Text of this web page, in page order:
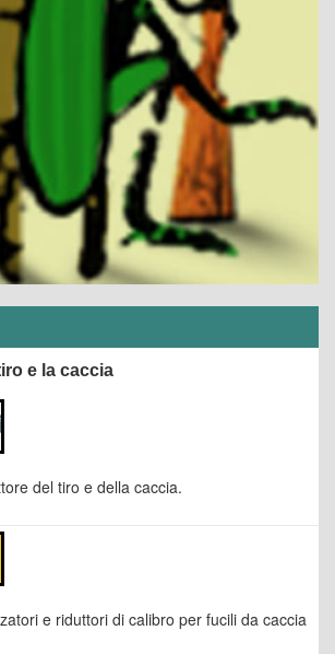
e la caccia
del tiro e della caccia.
e riduttori di calibro per fucili da caccia